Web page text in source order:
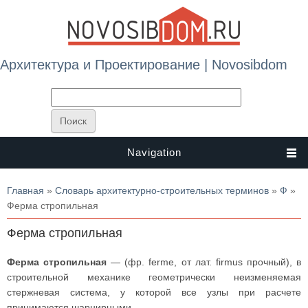
Архитектура и Проектирование | Novosibdom
Navigation
Вы здесь
Главная » Словарь архитектурно-строительных терминов » Ф »
Ферма стропильная
Ферма стропильная
Ферма стропильная — (фр. ferme, от лат. firmus прочный), в
строительной механике геометрически неизменяемая
стержневая система, у которой все узлы при расчете